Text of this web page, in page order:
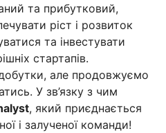
та прибутковий,
ріст і розвиток
та інвестувати
стартапів.
але продовжуємо
У зв’язку з чим
, який приєднається
і залученої команди!